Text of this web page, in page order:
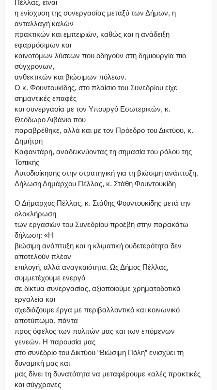
Πέλλας, είναι
η ενίσχυση της συνεργασίας μεταξύ των Δήμων, η
ανταλλαγή καλών
πρακτικών και εμπειριών, καθώς και η ανάδειξη
εφαρμόσιμων και
καινοτόμων λύσεων που οδηγούν στη δημιουργία πιο
σύγχρονων,
ανθεκτικών και βιώσιμων πόλεων.
Ο κ. Φουντουκίδης, στο πλαίσιο του Συνεδρίου είχε
σημαντικές επαφές
και συνεργασία με τον Υπουργό Εσωτερικών, κ.
Θεόδωρο Λιβάνιο που
παραβρέθηκε, αλλά και με τον Πρόεδρο του Δικτύου, κ.
Δημήτρη
Καφαντάρη, αναδεικνύοντας τη σημασία του ρόλου της
Τοπικής
Αυτοδιοίκησης στην στρατηγική για τη βιώσιμη ανάπτυξη.
Δήλωση Δημάρχου Πέλλας, κ. Στάθη Φουντουκίδη
Ο Δήμαρχος Πέλλας, κ. Στάθης Φουντουκίδης μετά την
ολοκλήρωση
των εργασιών του Συνεδρίου προέβη στην παρακάτω
δήλωση: «Η
βιώσιμη ανάπτυξη και η κλιματική ουδετερότητα δεν
αποτελούν πλέον
επιλογή, αλλά αναγκαιότητα. Ως Δήμος Πέλλας,
συμμετέχουμε ενεργά
σε δίκτυα συνεργασίας, αξιοποιούμε χρηματοδοτικά
εργαλεία και
σχεδιάζουμε έργα με περιβαλλοντικό και κοινωνικό
αποτύπωμα, πάντα
προς όφελος των πολιτών μας και των επόμενων
γενεών. Η παρουσία μας
στο συνέδριο του Δικτύου “Βιώσιμη Πόλη” ενισχύει τη
δυναμική μας και
μας δίνει τη δυνατότητα να μεταφέρουμε καλές πρακτικές
και σύγχρονες